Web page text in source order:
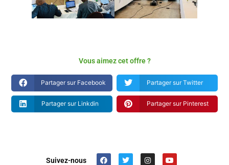
Vous aimez cet offre ?
Partager sur Facebook Partager sur Twitter
Partager sur Linkdin Partager sur Pinterest
Suivez-nous